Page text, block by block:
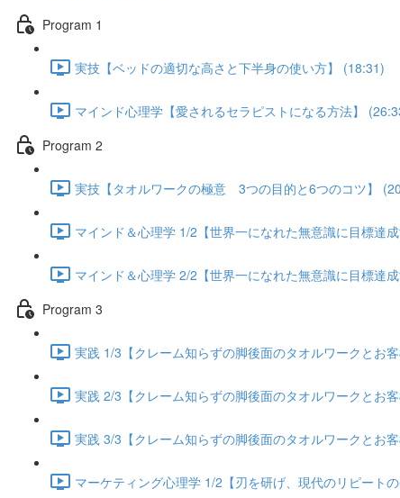
Program 1
実技【ベッドの適切な高さと下半身の使い方】 (18:31)
マインド心理学【愛されるセラピストになる方法】
Program 2
実技【タオルワークの極意 3つの目的と6つのコツ】
マインド＆心理学 1/2【世界一になれた無意識に目標達
マインド＆心理学 2/2【世界一になれた無意識に目標達
Program 3
実践 1/3【クレーム知らずの脚後面のタオルワークとお
実践 2/3【クレーム知らずの脚後面のタオルワークとお
実践 3/3【クレーム知らずの脚後面のタオルワークとお
マーケティング心理学 1/2【刃を研げ、現代のリピート